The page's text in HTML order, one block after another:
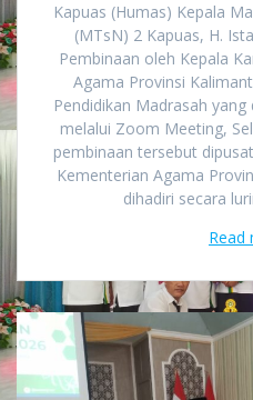
Kapuas (Humas) Kepala
(MTsN) 2 Kapuas, H.
Pembinaan oleh Kepala
Agama Provinsi
Pendidikan Madrasah
melalui Zoom Meeting,
pembinaan tersebut
Kementerian Agama
dihadiri secara
Read